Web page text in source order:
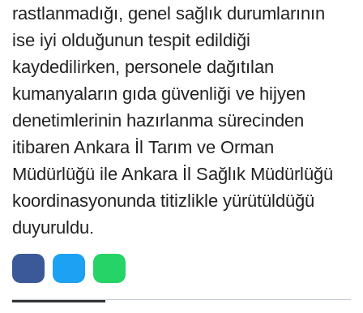
rastlanmadığı, genel sağlık durumlarının
ise iyi olduğunun tespit edildiği
kaydedilirken, personele dağıtılan
kumanyaların gıda güvenliği ve hijyen
denetimlerinin hazırlanma sürecinden
itibaren Ankara İl Tarım ve Orman
Müdürlüğü ile Ankara İl Sağlık Müdürlüğü
koordinasyonunda titizlikle yürütüldüğü
duyuruldu.